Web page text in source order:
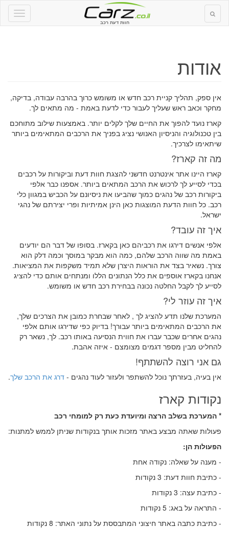
חוות דעת רכב
אודות
אין ספק, תהליך קניית רכב חדש או משומש כרוך בהרבה עבודה, בדיקה,
מחקר וכאב ראש שעליך לעבור כדי לדעת באמת - מה מתאים לך.
קארז נועד להפוך את החיים שלך לקלים יותר. באמצעות שילוב מתוחכם
בין טכנולוגיה והניסיון האנושי נציג בפניך את הרכבים המתאימים ביותר
שיתאימו לצרכיך.
מה זה קארז?
קארז היינו אתר אינטרנט חדשני להצגת חוות דעת וביקורות על רכבים
בכדי לסייע לך לרכוש את הרכב המתאים ביותר. אספנו כבר אלפי
ביקורות רכב של נהגים כמוך שהביעו את ניסיונם על הכביש במגוון כלי
רכב. כל חוות הדעת המוצגות כאן הינן אמיתיות ופרי יצירתם של נהגי
ישראל.
איך זה עובד?
אלפי אנשים דירגו את רכביהם כאן בקארז. בסופו של דבר הם יודעים
באמת מה שווה הרכב שלהם, כמה הוא מבקר במוסך וכמה דלק הוא
צורך. נשאיר בצד את הוראות היצרן שלא תמיד משקפות את המציאות.
אנחנו בקארז אוספים את כלל הנתונים הללו ומנתחים אותם כדי להציג
לסייע לך לקבל החלטה נכונה בבחירת רכב חדש או משומש.
איך זה עוזר לי?
המערכת שלנו תדע להציג לך , לאחר שבחרת כמובן את הצרכים שלך,
את הרכבים המתאימים ביותר עבורך! בדיוק כפי שדירגו אותם אלפי
נהגים אחרים שכבר עברו את חווית הנסיעה באותו רכב. לך, נשאר רק
להחליט מבין מספר דגמים מצומצם - איזה אהבת.
גם אני רוצה להשתתף!
אין בעיה, בעזרתך נוכל להשתפר ולעזור לעוד נהגים - דרג את הרכב שלך.
נקודות קארז
* המערכת בשלב הרצה ומיועדת כעת רק למומחי רכב
פעולות שאתה מבצע באתר מזכות אותך בנקודות שניתן לממש למתנות:
הפעולות הן:
- מענה על שאלה: נקודה אחת
- כתיבת חוות דעת: 3 נקודות
- כתיבת עצה: 3 נקודות
- התראה על באג: 5 נקודות
- כתיבת כתבה באתר חיצוני המתבססת על נתוני האתר: 8 נקודות